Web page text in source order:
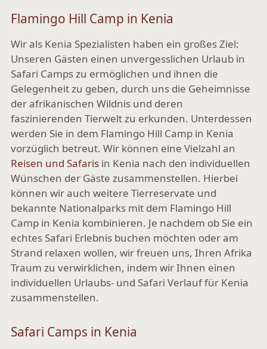
Flamingo Hill Camp in Kenia
Wir als Kenia Spezialisten haben ein großes Ziel:
Unseren Gästen einen unvergesslichen Urlaub in
Safari Camps zu ermöglichen und ihnen die
Gelegenheit zu geben, durch uns die Geheimnisse
der afrikanischen Wildnis und deren
faszinierenden Tierwelt zu erkunden. Unterdessen
werden Sie in dem Flamingo Hill Camp in Kenia
vorzüglich betreut. Wir können eine Vielzahl an
Reisen und Safaris in Kenia nach den individuellen
Wünschen der Gäste zusammenstellen. Hierbei
können wir auch weitere Tierreservate und
bekannte Nationalparks mit dem Flamingo Hill
Camp in Kenia kombinieren. Je nachdem ob Sie ein
echtes Safari Erlebnis buchen möchten oder am
Strand relaxen wollen, wir freuen uns, Ihren Afrika
Traum zu verwirklichen, indem wir Ihnen einen
individuellen Urlaubs- und Safari Verlauf für Kenia
zusammenstellen.
Safari Camps in Kenia